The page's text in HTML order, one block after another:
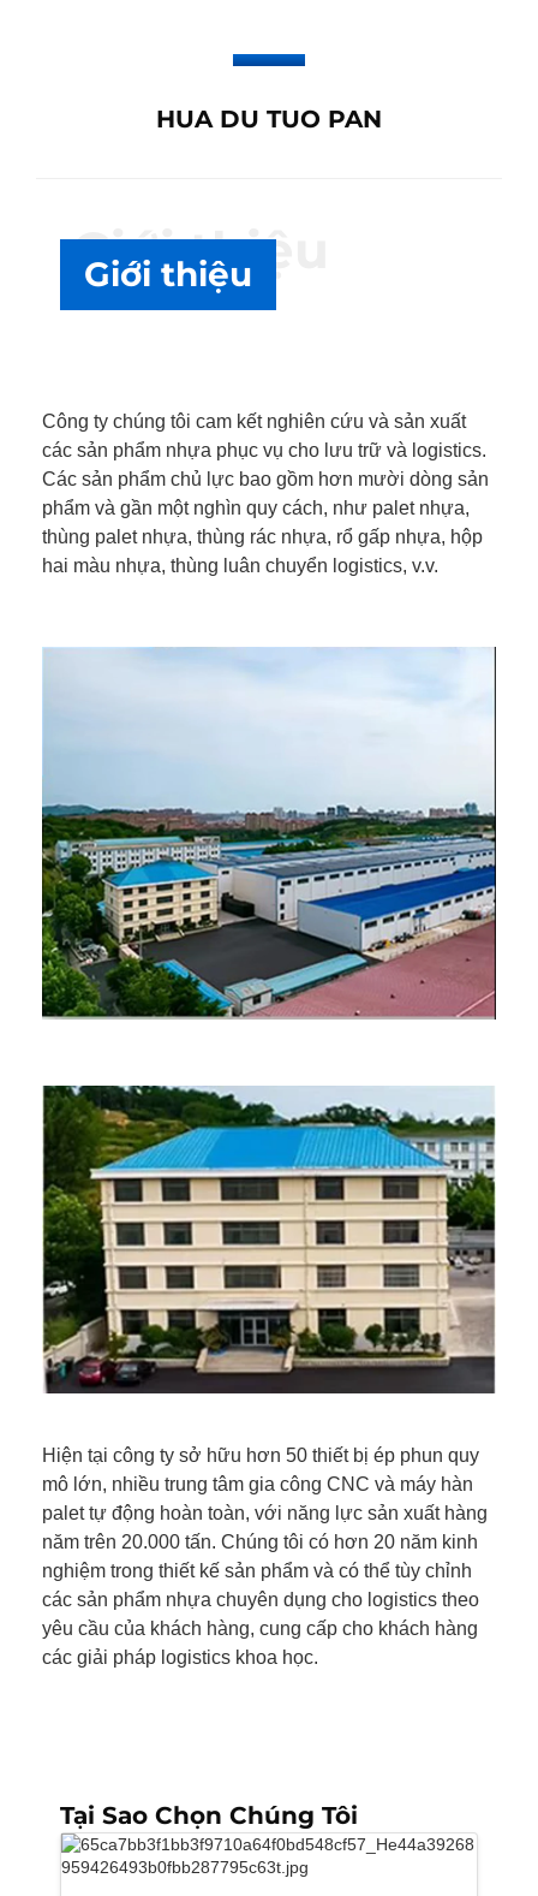
HUA DU TUO PAN
Giới thiệu
Giới thiệu
Công ty chúng tôi cam kết nghiên cứu và sản xuất
các sản phẩm nhựa phục vụ cho lưu trữ và logistics.
Các sản phẩm chủ lực bao gồm hơn mười dòng sản
phẩm và gần một nghìn quy cách, như palet nhựa,
thùng palet nhựa, thùng rác nhựa, rổ gấp nhựa, hộp
hai màu nhựa, thùng luân chuyển logistics, v.v.
Hiện tại công ty sở hữu hơn 50 thiết bị ép phun quy
mô lớn, nhiều trung tâm gia công CNC và máy hàn
palet tự động hoàn toàn, với năng lực sản xuất hàng
năm trên 20.000 tấn. Chúng tôi có hơn 20 năm kinh
nghiệm trong thiết kế sản phẩm và có thể tùy chỉnh
các sản phẩm nhựa chuyên dụng cho logistics theo
yêu cầu của khách hàng, cung cấp cho khách hàng
các giải pháp logistics khoa học.
Tại Sao Chọn Chúng Tôi